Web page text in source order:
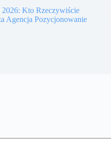
Kto Rzeczywiście
Agencja Pozycjonowanie